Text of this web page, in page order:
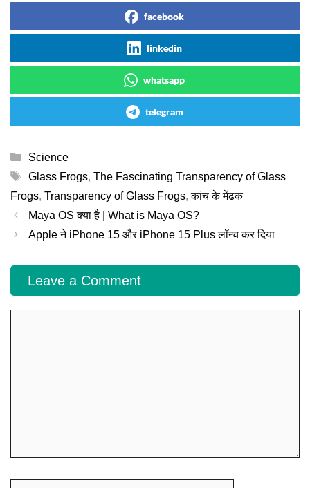
facebook
linkedin
whatsapp
telegram
Categories
Science
Tags
Glass Frogs, The Fascinating Transparency of Glass
Frogs, Transparency of Glass Frogs,कांच के मेंढक
Maya OS क्या है | What is Maya OS?
Apple ने iPhone 15 और iPhone 15 Plus लॉन्च कर दिया
Leave a Comment